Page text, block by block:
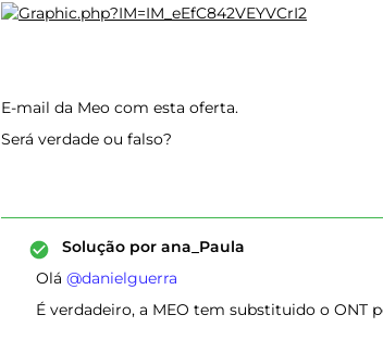
​​​​​​​E-mail da Meo com esta oferta.
Será verdade ou falso?
Solução por ana_Paula
Olá ​ @danielguerra
É verdadeiro, a MEO tem substituido o ONT